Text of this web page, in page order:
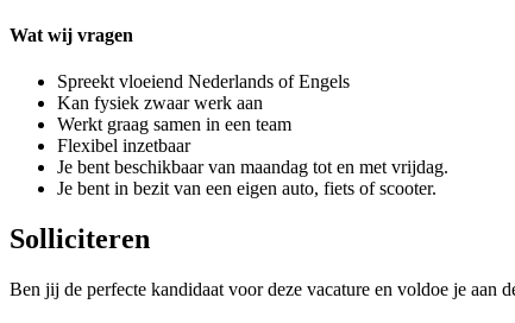
Wat wij vragen
Spreekt vloeiend Nederlands of Engels
Kan fysiek zwaar werk aan
Werkt graag samen in een team
Flexibel inzetbaar
Je bent beschikbaar van maandag tot en met vrijdag.
Je bent in bezit van een eigen auto, fiets of scooter.
Solliciteren
Ben jij de perfecte kandidaat voor deze vacature en voldoe je